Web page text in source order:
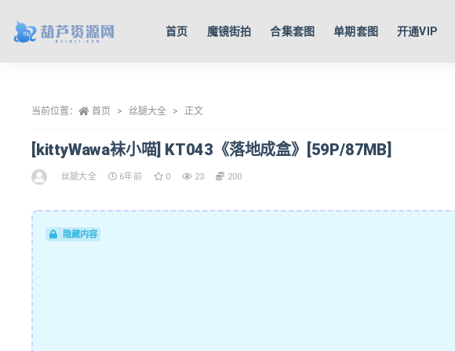
首页 魔镜街拍 合集套图 单期套图 开通VIP
当前位置： 首页 丝腿大全 正文
[kittyWawa袜小喵] KT043《落地成盒》[59P/87MB]
丝腿大全 6年前 0 23 200
隐藏内容
全部